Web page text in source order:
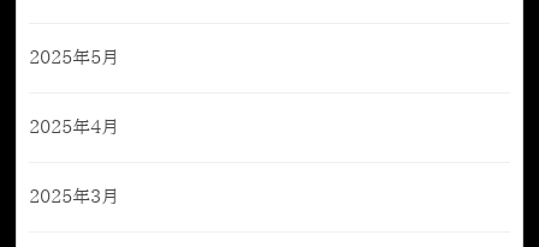
2025年5月
2025年4月
2025年3月